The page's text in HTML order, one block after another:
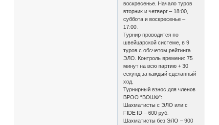
воскресенье. Начало туров
вторник и четверг – 18:00,
суббота и воскресенье –
17:00.
Турнир проводится по
швейцарской системе, в 9
туров с обсчетом рейтинга
ЭЛО. Контроль времени: 75
минут на всю партию + 30
секунд за каждый сделанный
ход.
Турнирный взнос для членов
ВРОО “ВОШФ”:
Шахматисты с ЭЛО или с
FIDE ID – 600 руб.
Шахматисты без ЭЛО – 900